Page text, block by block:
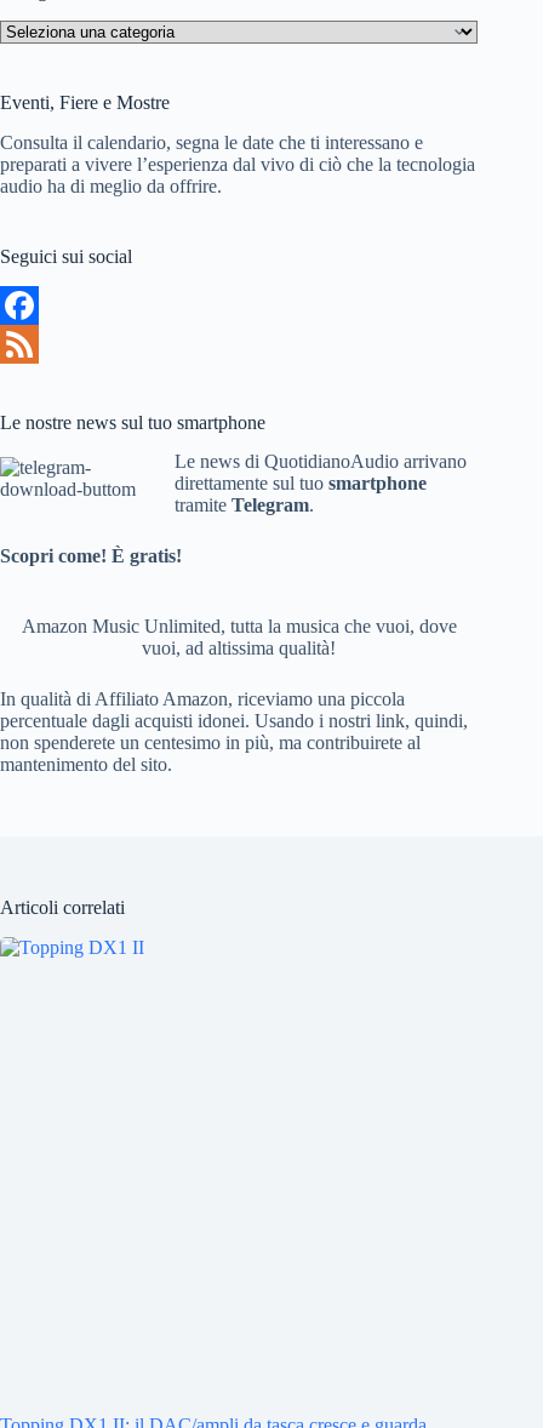
Naviga
nel
Eventi, Fiere e Mostre
Consulta il calendario, segna le date che ti interessano e
preparati a vivere l’esperienza dal vivo di ciò che la tecnologia
audio ha di meglio da offrire.
Seguici sui social
F
c
e
b
e
e
d
Le nostre news sul tuo smartphone
Le news di QuotidianoAudio arrivano
direttamente sul tuo smartphone
tramite Telegram.
Scopri come! È gratis!
Amazon Music Unlimited, tutta la musica che vuoi, dove
vuoi, ad altissima qualità!
In qualità di Affiliato Amazon, riceviamo una piccola
percentuale dagli acquisti idonei. Usando i nostri link, quindi,
non spenderete un centesimo in più, ma contribuirete al
mantenimento del sito.
Articoli correlati